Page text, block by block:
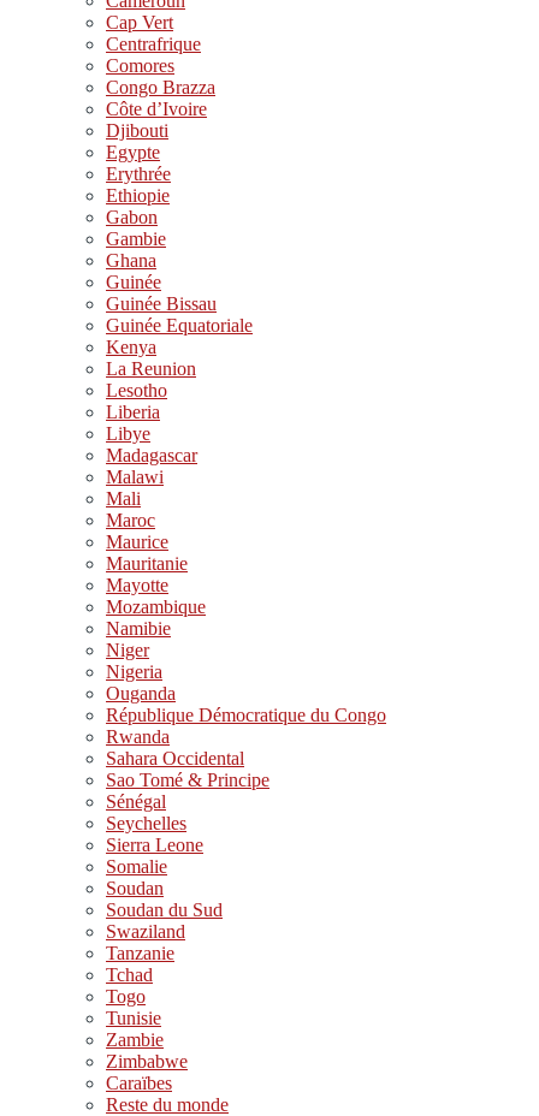
Cap Vert
Centrafrique
Comores
Congo Brazza
Côte d’Ivoire
Djibouti
Egypte
Erythrée
Ethiopie
Gabon
Gambie
Ghana
Guinée
Guinée Bissau
Guinée Equatoriale
Kenya
La Reunion
Lesotho
Liberia
Libye
Madagascar
Malawi
Mali
Maroc
Maurice
Mauritanie
Mayotte
Mozambique
Namibie
Niger
Nigeria
Ouganda
République Démocratique du Congo
Rwanda
Sahara Occidental
Sao Tomé & Principe
Sénégal
Seychelles
Sierra Leone
Somalie
Soudan
Soudan du Sud
Swaziland
Tanzanie
Tchad
Togo
Tunisie
Zambie
Zimbabwe
Caraïbes
Reste du monde